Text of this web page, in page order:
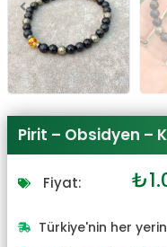
Pirit – Obsidyen –
Fiyat: ₺
Türkiye'nin her